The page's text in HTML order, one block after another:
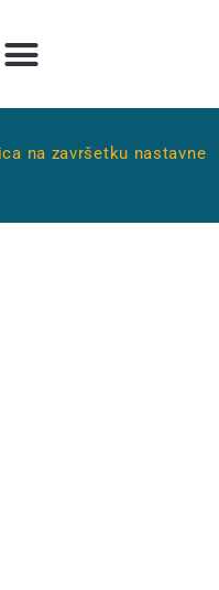
na završetku nastavne